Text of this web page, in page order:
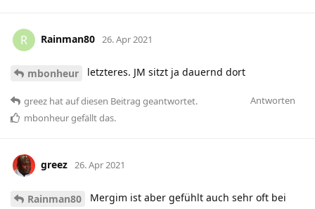
R Rainman80 26. Apr 2021
mbonheur letzteres. JM sitzt ja dauernd dort
Antworten
greez hatauf diesen Beitrag geantwortet.
mbonheurgefällt das.
greez 26. Apr 2021
Rainman80
Mergim ist aber gefühlt auch sehr oft bei